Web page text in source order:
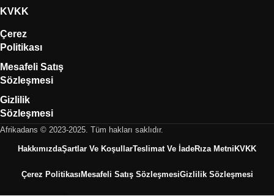
KVKK
Çerez
Politikası
Mesafeli Satış
Sözleşmesi
Gizlilik
Sözleşmesi
Afrikadans © 2023-2025. Tüm hakları saklıdır.
HakkımızdaŞartlar Ve KoşullarTeslimat Ve İadeRıza Metni KVKK
Çerez Politikası Mesafeli Satış SözleşmesiGizlilik Sözleşmesi